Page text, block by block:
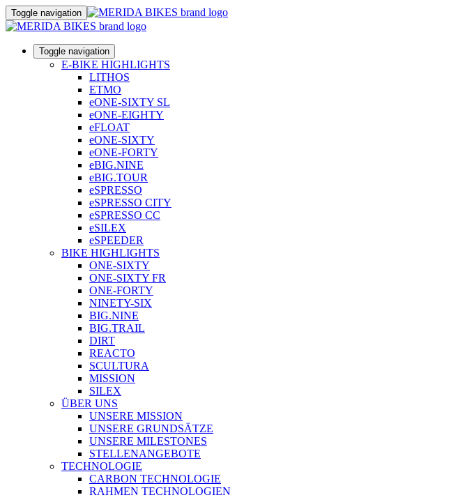
Toggle navigation
Toggle navigation
E-BIKE HIGHLIGHTS
LITHOS
ETMO
eONE-SIXTY SL
eONE-EIGHTY
eFLOAT
eONE-SIXTY
eONE-FORTY
eBIG.NINE
eBIG.TOUR
eSPRESSO
eSPRESSO CITY
eSPRESSO CC
eSILEX
eSPEEDER
BIKE HIGHLIGHTS
ONE-SIXTY
ONE-SIXTY FR
ONE-FORTY
NINETY-SIX
BIG.NINE
BIG.TRAIL
DIRT
REACTO
SCULTURA
MISSION
SILEX
ÜBER UNS
UNSERE MISSION
UNSERE GRUNDSÄTZE
UNSERE MILESTONES
STELLENANGEBOTE
TECHNOLOGIE
CARBON TECHNOLOGIE
RAHMEN TECHNOLOGIEN